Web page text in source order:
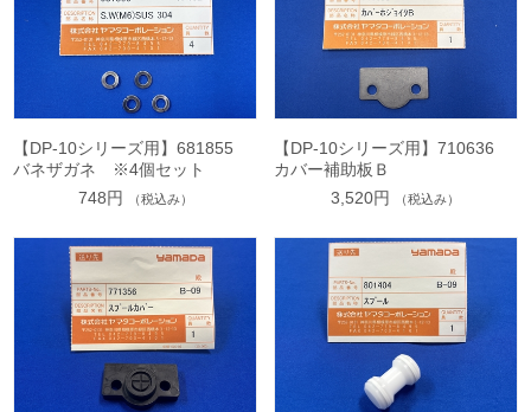
【DP-10シリーズ用】681855
バネザガネ ※4個セット
748円
（税込み）
【DP-10シリーズ用】710636
カバー補助板Ｂ
3,520円
（税込み）